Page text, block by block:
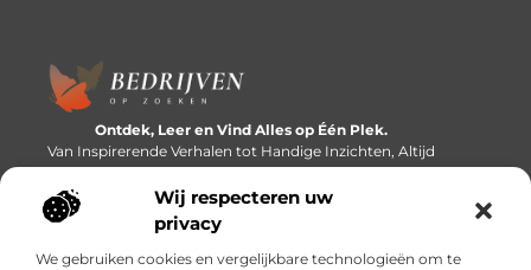
Wij respecteren uw
privacy
We gebruiken cookies en vergelijkbare technologieën om te
Ontdek, Leer en Vind Alles op Één Plek.
Van Inspirerende Verhalen tot Handige Inzichten, Altijd
Binnen Handbereik.
Bericht categorie